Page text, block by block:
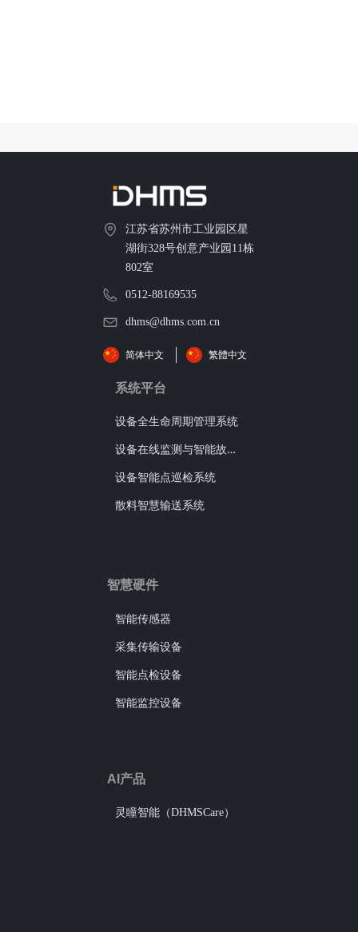
江苏省苏州市工业园区星
湖街328号创意产业园11栋
802室
0512-88169535
dhms@dhms.com.cn
简体中文 繁體中文
设备全生命周期管理系统
设
备在线监测与智能故障诊断系统
设备智能点巡检系统
散料智慧输送系统
系统平台
智能传感器
采集传输设备
智能点检设备
智能监控设备
智慧硬件
灵瞳智能（DHMSCare）
AI产品